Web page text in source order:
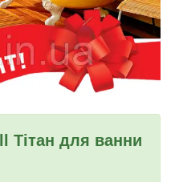
Тітан для ванни